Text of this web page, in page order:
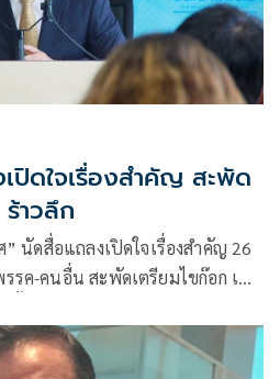
ปิดใจเรื่องสำคัญ สะพัด
าวลึก
นัดสื่อแถลงเปิดใจเรื่องสำคัญ 26
ค-คนอื่น สะพัดเตรียมไขก๊อก เหตุ